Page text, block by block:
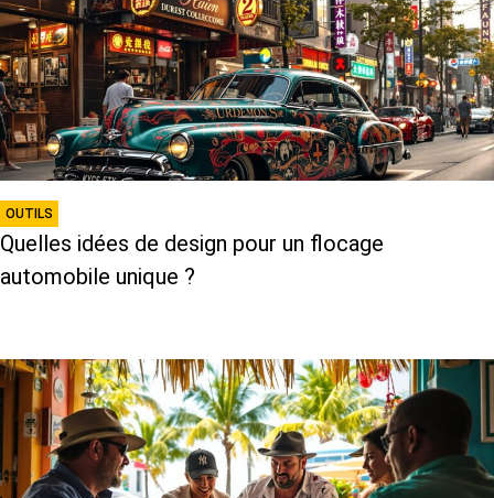
OUTILS
Quelles idées de design pour un flocage
automobile unique ?